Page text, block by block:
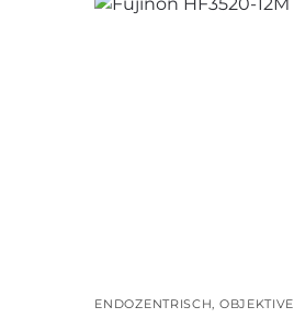
ENDOZENTRISCH, OBJEKTIVE